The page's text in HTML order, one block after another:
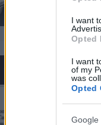
I want
Opted
I want
of my
was
Opted
Google